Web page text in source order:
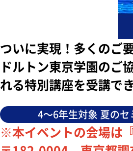
ついに実現！多くのご
ドルトン東京学園のご
れる特別講座を受講でき
4～6年生対象 夏のセ
※本イベントの会場は